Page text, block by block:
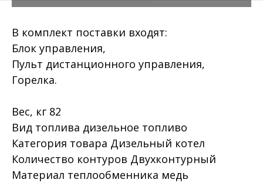
В комплект поставки входят:
Блок управления,
Пульт дистанционного управления,
Горелка.
Вес, кг 82
Вид топлива дизельное топливо
Категория товара Дизельный котел
Количество контуров Двухконтурный
Материал теплообменника медь